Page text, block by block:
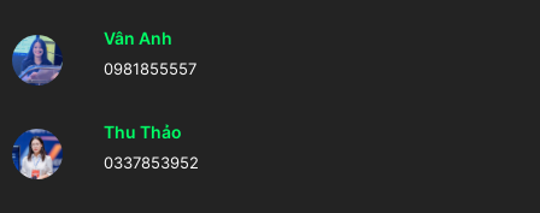
Vân Anh
0981855557
Thu Thảo
0337853952